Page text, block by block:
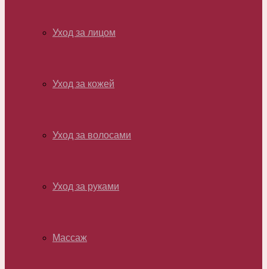
Уход за лицом
Уход за кожей
Уход за волосами
Уход за руками
Массаж